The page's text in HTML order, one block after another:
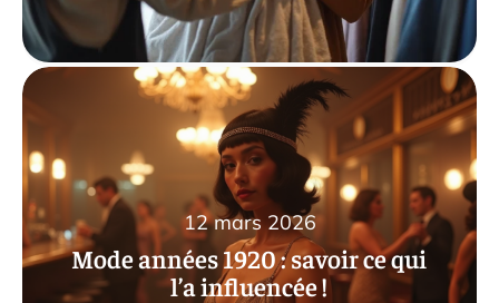
Mode années 1920 : savoir ce qui
l’a influencée !
12 mars 2026